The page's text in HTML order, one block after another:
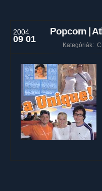
2004
09 01
Popcorn |
Kategóriák: